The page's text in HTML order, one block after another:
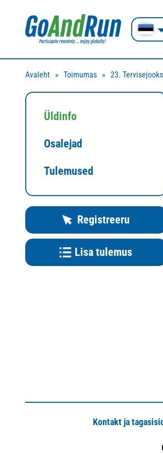
Avaleht Toimumas 23.
Üldinfo
Osalejad
Tulemused
Registreeru
Lisa tulemus
Kontakt ja